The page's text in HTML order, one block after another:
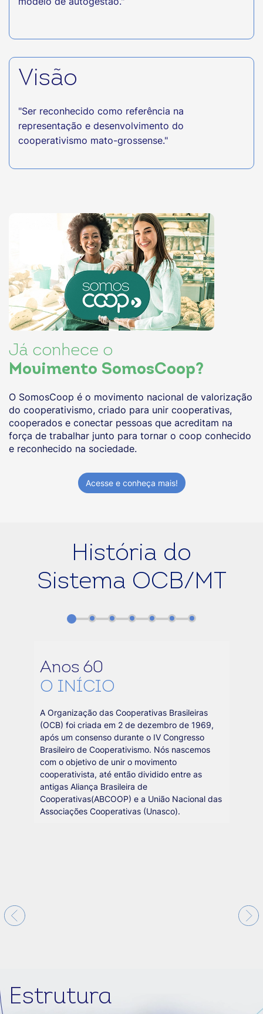
Visão
"Ser reconhecido como referência na
representação e desenvolvimento do
cooperativismo mato-grossense."
Já conhece o
Movimento SomosCoop?
O SomosCoop é o movimento nacional de valorização
do cooperativismo, criado para unir cooperativas,
cooperados e conectar pessoas que acreditam na
força de trabalhar junto para tornar o coop conhecido
e reconhecido na sociedade.
Acesse e conheça mais!
História do
Sistema OCB/MT
Anos 60
O INÍCIO
A Organização das Cooperativas Brasileiras
(OCB) foi criada em 2 de dezembro de 1969,
após um consenso durante o IV Congresso
Brasileiro de Cooperativismo. Nós nascemos
com o objetivo de unir o movimento
cooperativista, até então dividido entre as
antigas Aliança Brasileira de
Cooperativas(ABCOOP) e a União Nacional das
Associações Cooperativas (Unasco).
Estrutura